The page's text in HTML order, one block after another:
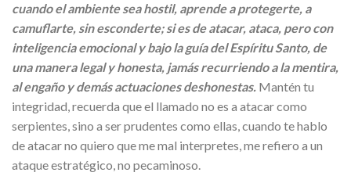
cuando el ambiente sea hostil, aprende a protegerte, a
camuflarte, sin esconderte; si es de atacar, ataca, pero con
inteligencia emocional y bajo la guía del Espíritu Santo, de
una manera legal y honesta, jamás recurriendo a la mentira,
al engaño y demás actuaciones deshonestas. Mantén tu
integridad, recuerda que el llamado no es a atacar como
serpientes, sino a ser prudentes como ellas, cuando te hablo
de atacar no quiero que me mal interpretes, me refiero a un
ataque estratégico, no pecaminoso.